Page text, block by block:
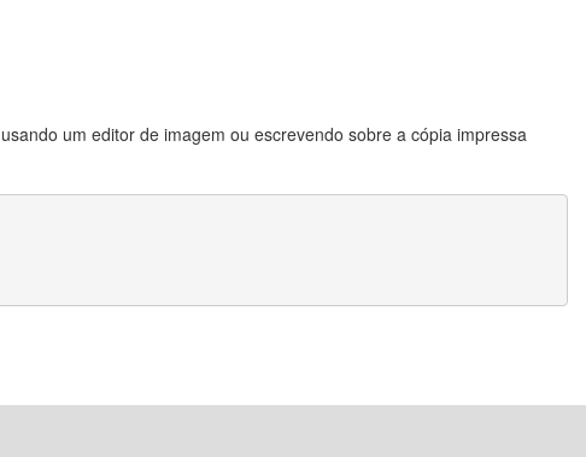
um editor de imagem ou escrevendo sobre a cópia impressa